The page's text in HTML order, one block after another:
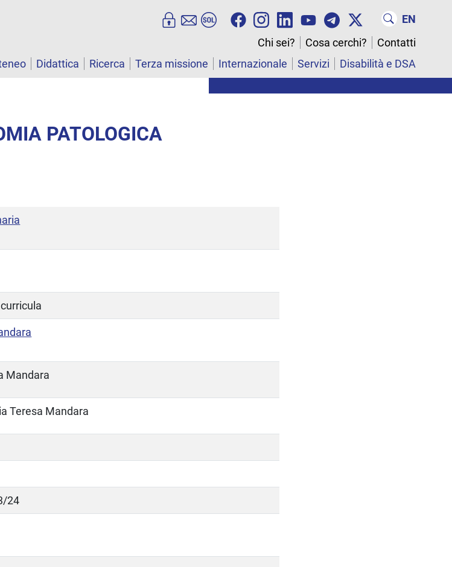
EN
Chi sei?
Cosa cerchi?
Contatti
Didattica Ricerca Terza missione Internazionale Servizi Disabilità e DSA
PATOLOGICA
Mandara
Teresa Mandara
24